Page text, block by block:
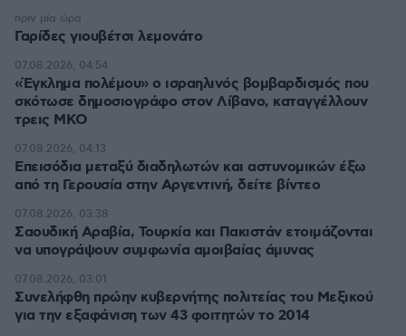
Γαρίδες γιουβέτσι λεμονάτο
πριν μία ώρα
«Έγκλημα πολέμου» ο ισραηλινός βομβαρδισμός που
σκότωσε δημοσιογράφο στον Λίβανο, καταγγέλλουν
τρεις ΜΚΟ
07.08.2026, 04:54
Επεισόδια μεταξύ διαδηλωτών και αστυνομικών έξω
από τη Γερουσία στην Αργεντινή, δείτε βίντεο
07.08.2026, 04:13
Σαουδική Αραβία, Τουρκία και Πακιστάν ετοιμάζονται
να υπογράψουν συμφωνία αμοιβαίας άμυνας
07.08.2026, 03:38
Συνελήφθη πρώην κυβερνήτης πολιτείας του Μεξικού
για την εξαφάνιση των 43 φοιτητών το 2014
07.08.2026, 03:01